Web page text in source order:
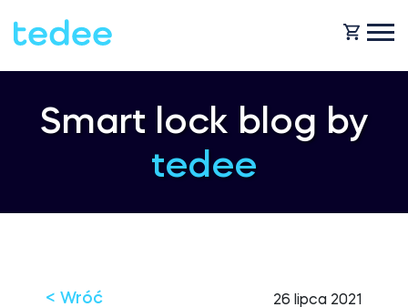
JAK TO DZIAŁA?
Tedee GO2
Smart lock blog by
tedee
< Wróć 26 lipca 2021